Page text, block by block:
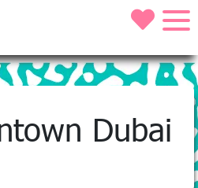
Dubai